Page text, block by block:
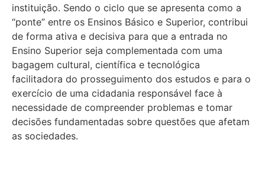
instituição. Sendo o ciclo que se apresenta como a
“ponte” entre os Ensinos Básico e Superior, contribui
de forma ativa e decisiva para que a entrada no
Ensino Superior seja complementada com uma
bagagem cultural, científica e tecnológica
facilitadora do prosseguimento dos estudos e para o
exercício de uma cidadania responsável face à
necessidade de compreender problemas e tomar
decisões fundamentadas sobre questões que afetam
as sociedades.